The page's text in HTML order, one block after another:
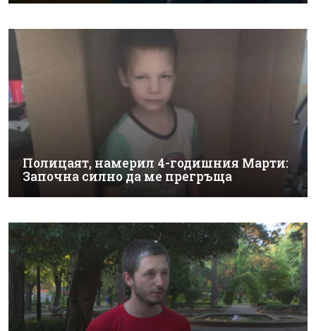
Полицаят, намерил 4-годишния Марти:
Започна силно да ме прегръща